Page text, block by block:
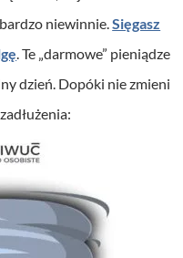
niewinnie.Sięgasz
. Te „darmowe” pieniądze
dzień. Dopóki nie zmieni